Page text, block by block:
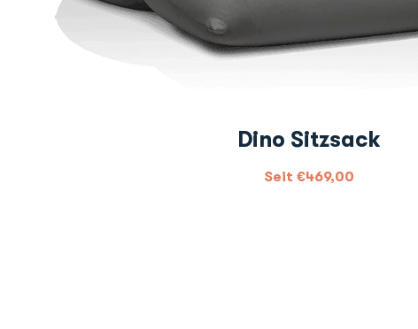
Dino Sitzsack
Seit €469,00